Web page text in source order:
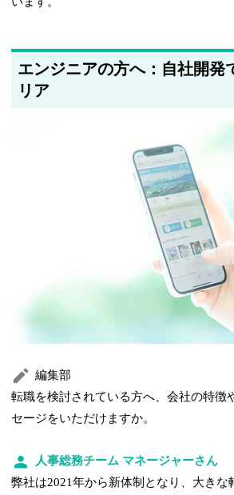
エンジニアの方へ：自社開発
リア
編集部
転職を検討されている方へ、会社の特徴
セージをいただけますか。
人事総務チーム マネージャーさん
弊社は2021年から新体制となり、大きな